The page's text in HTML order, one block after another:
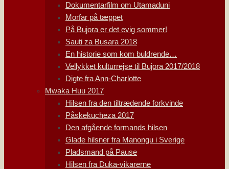
Dokumentarfilm om Utamaduni
Morfar på tæppet
På Bujora er det evig sommer!
Sauti za Busara 2018
En historie som kom buldrende…
Vellykket kulturrejse til Bujora 2017/2018
Digte fra Ann-Charlotte
Mwaka Huu 2017
Hilsen fra den tiltrædende forkvinde
Påskekucheza 2017
Den afgående formands hilsen
Glade hilsner fra Manongu i Sverige
Pladsmand på Pause
Hilsen fra Duka-vikarerne